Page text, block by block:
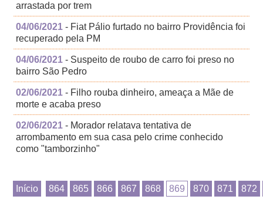
arrastada por trem
04/06/2021 - Fiat Pálio furtado no bairro Providência foi
recuperado pela PM
04/06/2021 - Suspeito de roubo de carro foi preso no
bairro São Pedro
02/06/2021 - Filho rouba dinheiro, ameaça a Mãe de
morte e acaba preso
02/06/2021 - Morador relatava tentativa de
arrombamento em sua casa pelo crime conhecido
como "tamborzinho"
Início 864 865 866 867 868 869 870 871 872